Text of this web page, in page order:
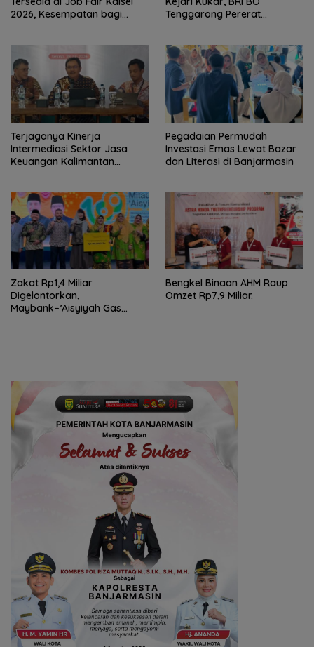
2026, Kesempatan bagi
Tenggarong Pererat
Terjaganya Kinerja
Intermediasi Sektor Jasa
Keuangan Kalimantan
Daerah
Pegadaian Permudah
Investasi Emas Lewat Bazar
dan Literasi di Banjarmasin
Zakat Rp1,4 Miliar
Digelontorkan,
Maybank–’Aisyiyah Gas
Bengkel Binaan AHM Raup
Omzet Rp7,9 Miliar.